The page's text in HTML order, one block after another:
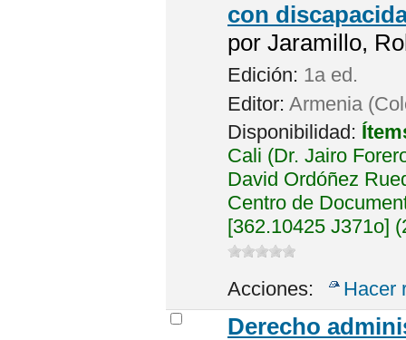
con
por Jaramillo,
Edición: 1a ed.
Editor: Armenia
Disponibilidad:
Cali (Dr. Jairo
David Ordóñez
Centro de
[362.10425 J371o]
Acciones: Hacer
Derecho